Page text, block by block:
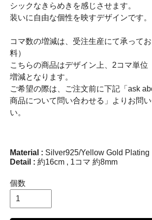
シックなきらめきを感じさせます。
装いに自由な個性を映すデザインです。
コマ数の増減は、受注生産にて承って
料）
こちらの商品はデザイン上、2コマ単位
増減となります。
ご希望の際は、ご注文前に下記「ask
商品について問い合わせる」よりお問
い。
Material : Silver925/Yellow Gold Plating
Detail : 約16cm , 1コマ 約8mm
個数